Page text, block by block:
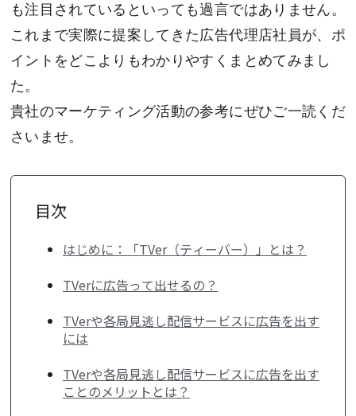
も注目されているといっても過言ではありません。
これまで実際に提案してきた広告代理店社員が、ポ
イントをどこよりもわかりやすくまとめてみまし
た。
貴社のマーケティング活動の参考にぜひご一読くだ
さいませ。
目次
はじめに：「TVer（ティーバー）」とは？
TVerに広告って出せるの？
TVerや各局見逃し配信サービスに広告を出す
には
TVerや各局見逃し配信サービスに広告を出す
ことのメリットとは？